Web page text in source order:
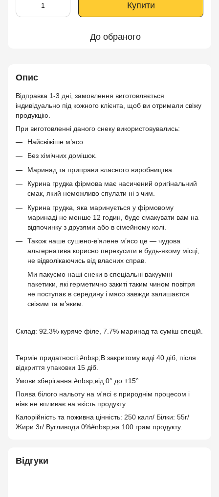
Купити
До обраного
Опис
Відправка 1-3 дні, замовлення виготовляється
індивідуально під кожного клієнта, щоб ви отримали свіжу
продукцію.
При виготовленні даного снеку використовувались:
Найсвіжіше м’ясо.
Без хімічних домішок.
Маринад та приправи власного виробництва.
Курина грудка фірмова має насичений оригінальний
смак, який неможливо спулати ні з чим.
Курина грудка, яка маринується у фірмовому
маринаді не менше 12 годин, буде смакувати вам на
відпочинку з друзями або в сімейному колі.
Також наше сушено-в’ялене м’ясо це — чудова
альтернатива корисно перекусити в будь-якому місці,
не відволікаючись від власних справ.
Ми пакуємо наші снеки в спеціальні вакуумні
пакетики, які герметично закиті таким чином повітря
не поступає в середину і мясо завжди залишаєтся
свіжим та м’яким.
Склад: 92.3% куряче філе, 7.7% маринад та суміш спецій.
Термін придатності:#nbsp;В закритому виді 40 діб, після
відкриття упаковки 15 діб.
Умови зберігання:#nbsp;від 0° до +15°
Поява білого нальоту на м'ясі є природнім процесом і
ніяк не впливає на якість продукту.
Калорійність та поживна цінність: 250 калл/ Білки: 55г/
Жири 3г/ Вугливоди 0%#nbsp;на 100 грам продукту.
Відгуки